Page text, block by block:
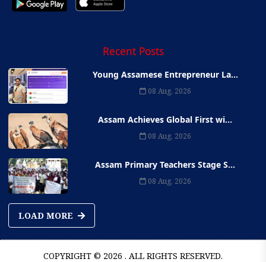
Recent Posts
Young Assamese Entrepreneur La...
08 Aug, 2026
Assam Achieves Global First wi...
08 Aug, 2026
Assam Primary Teachers Stage S...
08 Aug, 2026
LOAD MORE
COPYRIGHT © 2026 . ALL RIGHTS RESERVED.